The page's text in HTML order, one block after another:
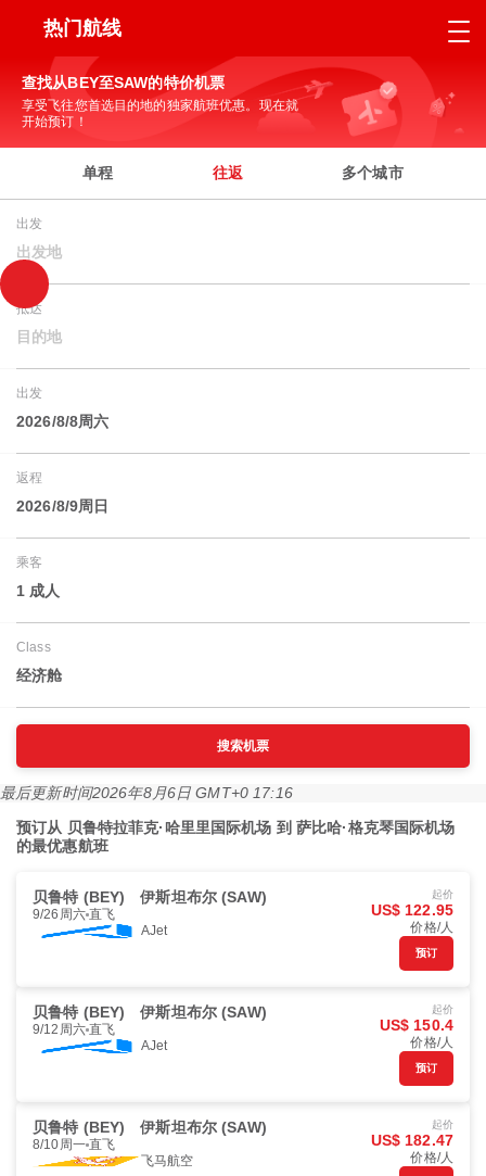
热门航线
查找从BEY至SAW的特价机票
享受飞往您首选目的地的独家航班优惠。现在就
开始预订！
单程 往返 多个城市
出发
出发地
抵达
目的地
出发
2026/8/8周六
返程
2026/8/9周日
乘客
1 成人
Class
经济舱
搜索机票
最后更新时间2026年8月6日 GMT+0 17:16
预订从 贝鲁特拉菲克·哈里里国际机场 到 萨比哈·格克琴国际机场
的最优惠航班
贝鲁特 (BEY) 伊斯坦布尔 (SAW)
9/26周六 直飞
AJet
起价
US$ 122.95
价格/人
预订
贝鲁特 (BEY) 伊斯坦布尔 (SAW)
9/12周六 直飞
AJet
起价
US$ 150.4
价格/人
预订
贝鲁特 (BEY) 伊斯坦布尔 (SAW)
8/10周一 直飞
飞马航空
起价
US$ 182.47
价格/人